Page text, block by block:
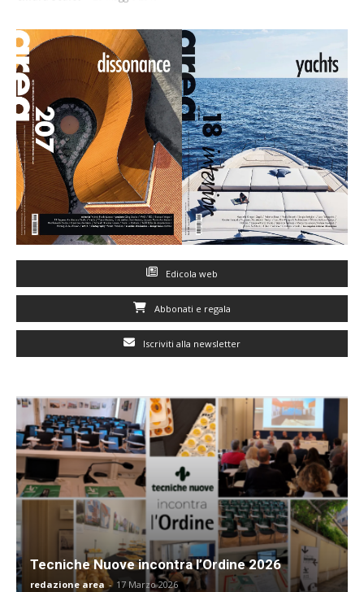
Edicola web
Abbonati e regala
Iscriviti alla newsletter
Tecniche Nuove incontra l’Ordine 2026
redazione area - 17 Marzo 2026